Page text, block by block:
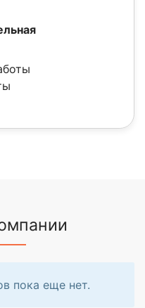
пока еще нет.